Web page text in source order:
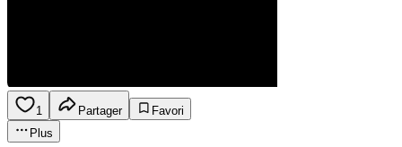
1 Partager
Favori
Plus